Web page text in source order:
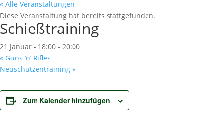
« Alle Veranstaltungen
Diese Veranstaltung hat bereits stattgefunden.
Schießtraining
21 Januar - 18:00 - 20:00
« Guns ’n’ Rifles
Neuschützentraining »
Zum Kalender hinzufügen